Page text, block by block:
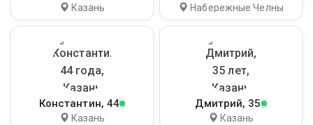
Казань Набережные Челны
Константин, 44
Казань
Дмитрий, 35
Казань